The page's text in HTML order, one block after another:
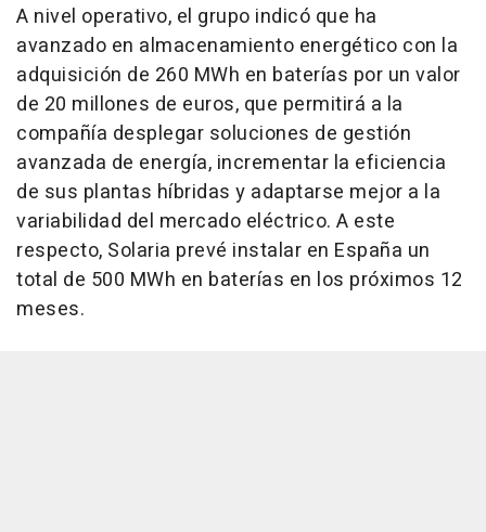
A nivel operativo, el grupo indicó que ha
avanzado en almacenamiento energético con la
adquisición de 260 MWh en baterías por un valor
de 20 millones de euros, que permitirá a la
compañía desplegar soluciones de gestión
avanzada de energía, incrementar la eficiencia
de sus plantas híbridas y adaptarse mejor a la
variabilidad del mercado eléctrico. A este
respecto, Solaria prevé instalar en España un
total de 500 MWh en baterías en los próximos 12
meses.